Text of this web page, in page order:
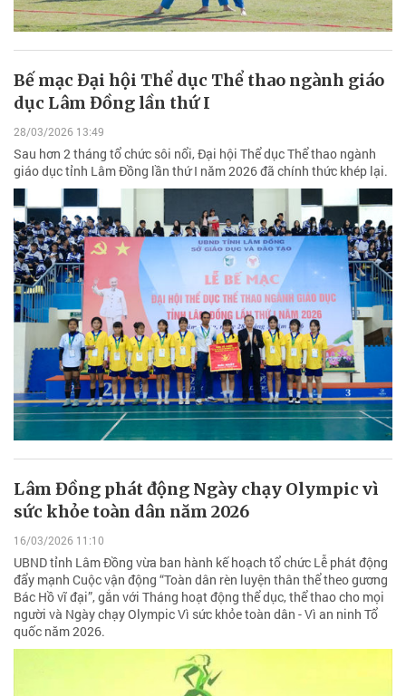
Bế mạc Đại hội Thể dục Thể thao ngành giáo
dục Lâm Đồng lần thứ I
28/03/2026 13:49
Sau hơn 2 tháng tổ chức sôi nổi, Đại hội Thể dục Thể thao ngành
giáo dục tỉnh Lâm Đồng lần thứ I năm 2026 đã chính thức khép lại.
Lâm Đồng phát động Ngày chạy Olympic vì
sức khỏe toàn dân năm 2026
16/03/2026 11:10
UBND tỉnh Lâm Đồng vừa ban hành kế hoạch tổ chức Lễ phát động
đẩy mạnh Cuộc vận động “Toàn dân rèn luyện thân thể theo gương
Bác Hồ vĩ đại”, gắn với Tháng hoạt động thể dục, thể thao cho mọi
người và Ngày chạy Olympic Vì sức khỏe toàn dân - Vì an ninh Tổ
quốc năm 2026.